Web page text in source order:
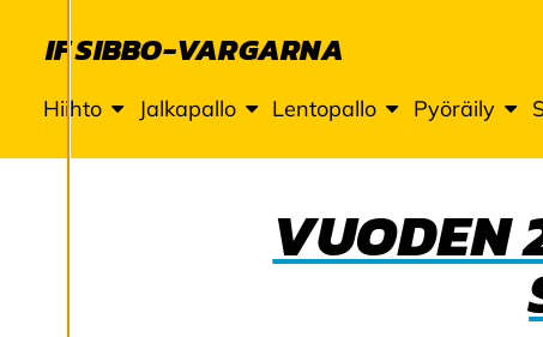
tarjotaksemme
käyttökokemuksen
ja henkilökohtaista
IF SIBBO-VARGARNA
Hiihto Jalkapallo Lentopallo Pyöräily
VUODEN